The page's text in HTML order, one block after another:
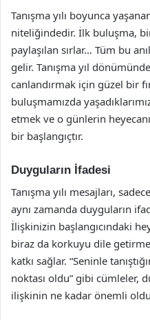
Tanışma yılı boyunca
niteliğindedir. İlk buluşma,
paylaşılan sırlar… Tüm bu
gelir. Tanışma yıl
canlandırmak için güzel bir
buluşmamızda
etmek ve o günlerin
bir başlangıçtır.
Duyguların İfadesi
Tanışma yılı mesajları,
aynı zamanda duyguların
İlişkinizin başlangıcındaki
biraz da korkuyu dile
katkı sağlar. “Seninle
noktası oldu” gibi cümleler,
ilişkinin ne kadar önemli